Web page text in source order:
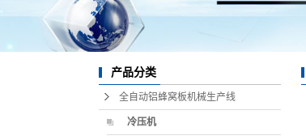
全自动石膏线机械
拉伸机
产品分类
全自动铝蜂窝板机械生产线
冷压机